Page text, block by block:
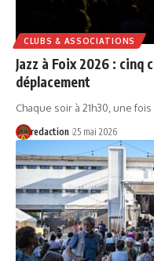
CLUBS & ASSOCIATIONS
Jazz à Foix 2026 : cinq
déplacement
Chaque soir à 21h30, une
redaction 25 mai 2026